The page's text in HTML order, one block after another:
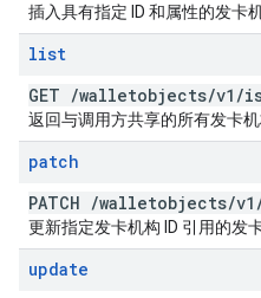
插入具有指定 ID 和属性的发卡机
list
GET /walletobjects/v1 /
返回与调用方共享的所有发卡机
patch
PATCH /walletobjects/v1
更新指定发卡机构 ID 引用的发
update